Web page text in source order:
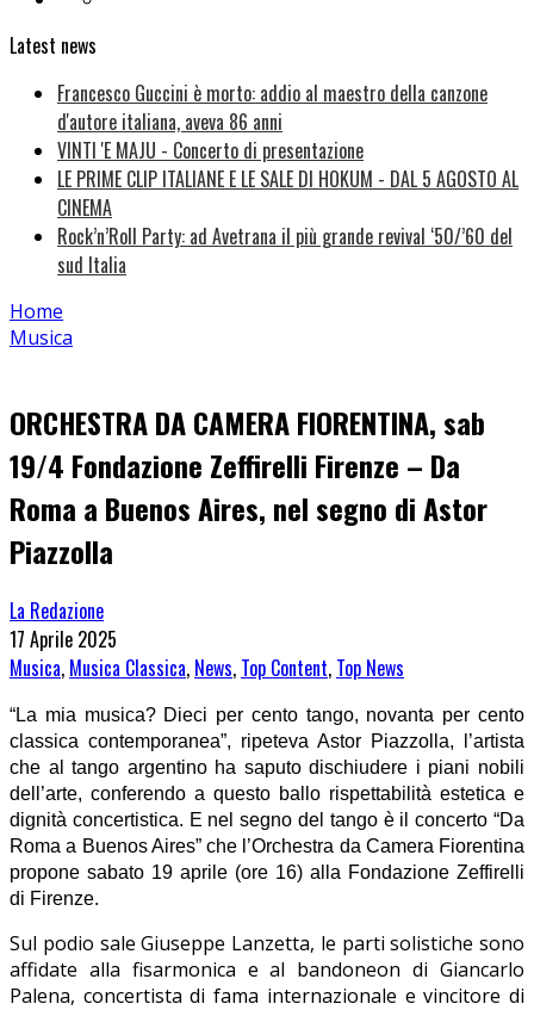
Latest news
Francesco Guccini è morto: addio al maestro della canzone
d'autore italiana, aveva 86 anni
VINTI 'E MAJU - Concerto di presentazione
LE PRIME CLIP ITALIANE E LE SALE DI HOKUM - DAL 5 AGOSTO AL
CINEMA
Rock’n’Roll Party: ad Avetrana il più grande revival ‘50/’60 del
sud Italia
Home
Musica
ORCHESTRA DA CAMERA FIORENTINA, sab
19/4 Fondazione Zeffirelli Firenze – Da
Roma a Buenos Aires, nel segno di Astor
Piazzolla
La Redazione
17 Aprile 2025
Musica, Musica Classica, News, Top Content, Top News
“La mia musica? Dieci per cento tango, novanta per cento
classica contemporanea”, ripeteva Astor Piazzolla, l’artista
che al tango argentino ha saputo dischiudere i piani nobili
dell’arte, conferendo a questo ballo rispettabilità estetica e
dignità concertistica. E nel segno del tango è il concerto “Da
Roma a Buenos Aires” che l’Orchestra da Camera Fiorentina
propone sabato 19 aprile (ore 16) alla Fondazione Zeffirelli
di Firenze.
Sul podio sale Giuseppe Lanzetta, le parti solistiche sono
affidate alla fisarmonica e al bandoneon di Giancarlo
Palena, concertista di fama internazionale e vincitore di